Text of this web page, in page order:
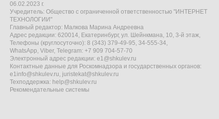
06.02.2023 г.
Учредитель: Общество с ограниченной ответственностью "ИНТЕРНЕТ
ТЕХНОЛОГИИ"
Главный редактор: Малкова Марина Андреевна
Адрес редакции: 620014, Екатеринбург, ул. Шейнкмана, 10, 3-й этаж,
Телефоны (круглосуточно): 8 (343) 379-49-95, 34-555-34,
WhatsApp, Viber, Telegram: +7 909 704-57-70
Электронный адрес редакции: e1@shkulev.ru
Контактные данные для Роскомнадзора и государственных органов:
e1info@shkulev.ru, juristekat@shkulev.ru
Техподдержка: help@shkulev.ru
Рекомендательные системы